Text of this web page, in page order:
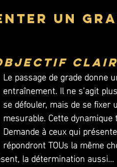
un
objectif clair
Le passage de grade donne
entraînement. Il ne s’agit
se défouler, mais de se fixer
mesurable. Cette
Demande à ceux qui
répondront TOUs la même
la détermination aussi...